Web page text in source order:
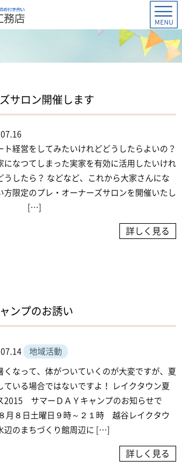
サロン開催します
ト経営をしてみたいけれどどうしたらよいの？
になつてしまった実家を有効に活用したいけれ
うしたら？ などなど、これから大家さんにな
方限定のプレ・オーナーズサロンを開催いたし
。 […]
詳しく見る
ンプのお誘い
地域活動
くなって、体がついていくのが大変ですが、夏
ている場合ではないですよ！ レイクタウン夏
2015 サマーＤＡＹキャンプのお知らせで
月８日土曜日９時～２１時 越谷レイクタウ
のまちづくり館周辺に […]
詳しく見る